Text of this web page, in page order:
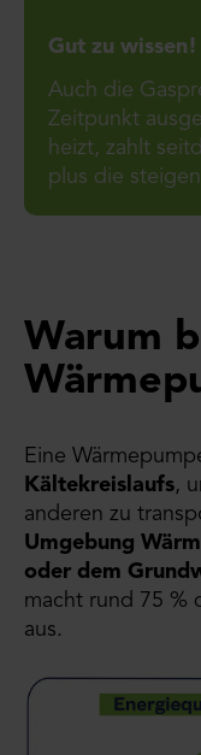
Gut zu wissen!
Auch die
Zeitpunkt
heizt, zahlt
plus die
Warum
Eine
Kältekreislaufs,
anderen zu
Umgebung
oder dem
macht rund 75 %
aus.